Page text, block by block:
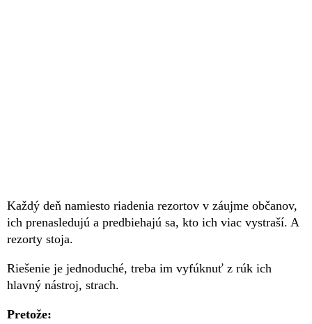
Každý deň namiesto riadenia rezortov v záujme občanov,
ich prenasledujú a predbiehajú sa, kto ich viac vystraší. A
rezorty stoja.
Riešenie je jednoduché, treba im vyfúknuť z rúk ich
hlavný nástroj, strach.
Pretože: